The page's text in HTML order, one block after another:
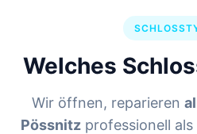
Welches
Wir öffnen, reparieren
Pössnitz professionell als